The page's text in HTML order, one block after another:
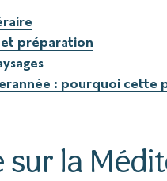
préparation
: pourquoi cette
sur la